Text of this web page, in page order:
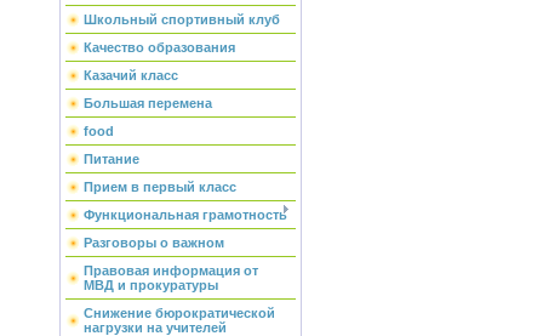
Школьный спортивный клуб
Качество образования
Казачий класс
Большая перемена
food
Питание
Прием в первый класс
Функциональная грамотность
Разговоры о важном
Правовая информация от
МВД и прокуратуры
Снижение бюрократической
нагрузки на учителей